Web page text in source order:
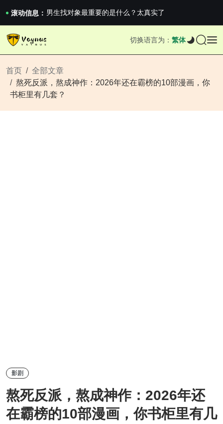
滚动信息： 男生找对象最重要的是什么？太真实了
2026澳网男单收官：全满贯对上全满亚，德约...
《巅峰守卫 Highguard》正式上线，官...
《巅峰守卫 Highguard》正式上线，官...
切换语言为： 繁体
首页
全部文章
熬死反派，熬成神作：2026年还在霸榜的10部漫画，你
书柜里有几套？
影剧
熬死反派，熬成神作：2026年还
在霸榜的10部漫画，你书柜里有几